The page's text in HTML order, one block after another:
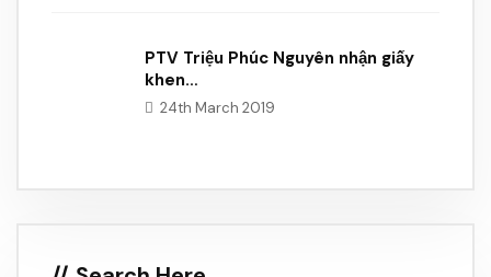
PTV Triệu Phúc Nguyên nhận giấy
khen…
24th March 2019